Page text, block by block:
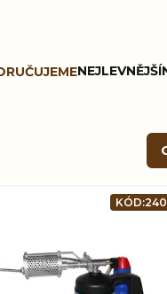
NEJLEVNĚJŠÍ
KÓD: